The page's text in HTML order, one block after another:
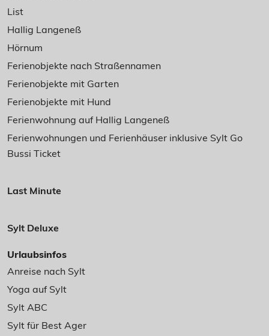
List
Hallig Langeneß
Hörnum
Ferienobjekte nach Straßennamen
Ferienobjekte mit Garten
Ferienobjekte mit Hund
Ferienwohnung auf Hallig Langeneß
Ferienwohnungen und Ferienhäuser inklusive Sylt Go
Bussi Ticket
Last Minute
Sylt Deluxe
Urlaubsinfos
Anreise nach Sylt
Yoga auf Sylt
Sylt ABC
Sylt für Best Ager